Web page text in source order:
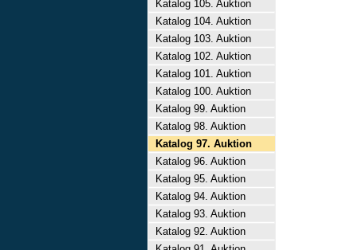
Katalog 105. Auktion
Katalog 104. Auktion
Katalog 103. Auktion
Katalog 102. Auktion
Katalog 101. Auktion
Katalog 100. Auktion
Katalog 99. Auktion
Katalog 98. Auktion
Katalog 97. Auktion
Katalog 96. Auktion
Katalog 95. Auktion
Katalog 94. Auktion
Katalog 93. Auktion
Katalog 92. Auktion